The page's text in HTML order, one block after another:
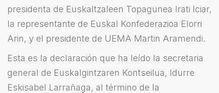
presidenta de Euskaltzaleen Topagunea Irati Iciar,
la representante de Euskal Konfederazioa Elorri
Arin, y el presidente de UEMA Martin Aramendi.
Esta es la declaración que ha leído la secretaria
general de Euskalgintzaren Kontseilua, Idurre
Eskisabel Larrañaga, al término de la